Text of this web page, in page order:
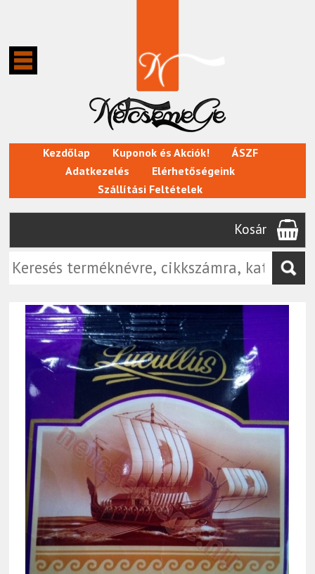
Kezdőlap Kuponok és Akciók!
ÁSZF
Adatkezelés
Elérhetőségeink
Szállítási Feltételek
Kosár